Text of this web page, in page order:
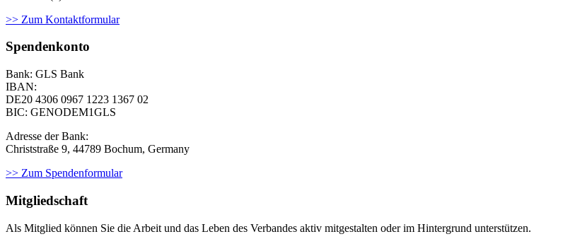
>> Zum Kontaktformular
Spendenkonto
Bank: GLS Bank
IBAN:
DE20 4306 0967 1223 1367 02
BIC: GENODEM1GLS
Adresse der Bank:
Christstraße 9, 44789 Bochum, Germany
>> Zum Spendenformular
Mitgliedschaft
Als Mit­glied kön­nen Sie die Arbeit und das Leben des Ver­ban­des aktiv mit­ge­stal­ten oder im Hin­ter­grund unter­stüt­zen.